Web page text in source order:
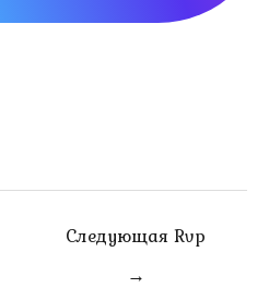
Следующая Rvp
→